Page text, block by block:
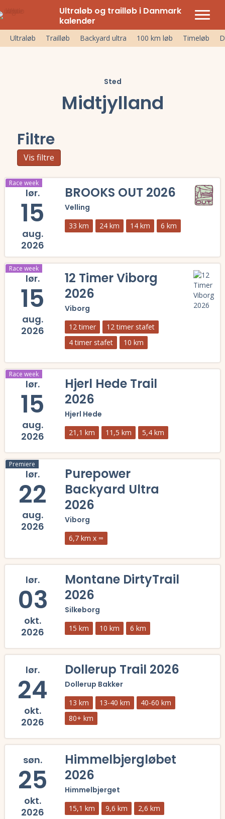
Ultraløb og trailløb i Danmark
kalender
Ultraløb Trailløb Backyard ultra 100 km løb Timeløb
Sted
Midtjylland
Filtre
Vis filtre
Race week
lør.
15
aug.
2026
BROOKS OUT 2026
Velling
33 km 24 km 14 km 6 km
Race week
lør.
15
aug.
2026
12 Timer Viborg
2026
Viborg
12 timer
12 timer stafet
4 timer stafet
10 km
Race week
lør.
15
aug.
2026
Hjerl Hede Trail
2026
Hjerl Hede
21,1 km 11,5 km 5,4 km
Premiere
lør.
22
aug.
2026
Purepower
Backyard Ultra
2026
Viborg
6,7 km x ∞
lør.
03
okt.
2026
Montane DirtyTrail
2026
Silkeborg
15 km 10 km 6 km
lør.
24
okt.
2026
Dollerup Trail 2026
Dollerup Bakker
13 km 13-40 km
40-60 km
80+ km
søn.
25
okt.
2026
Himmelbjergløbet
2026
Himmelbjerget
15,1 km 9,6 km 2,6 km